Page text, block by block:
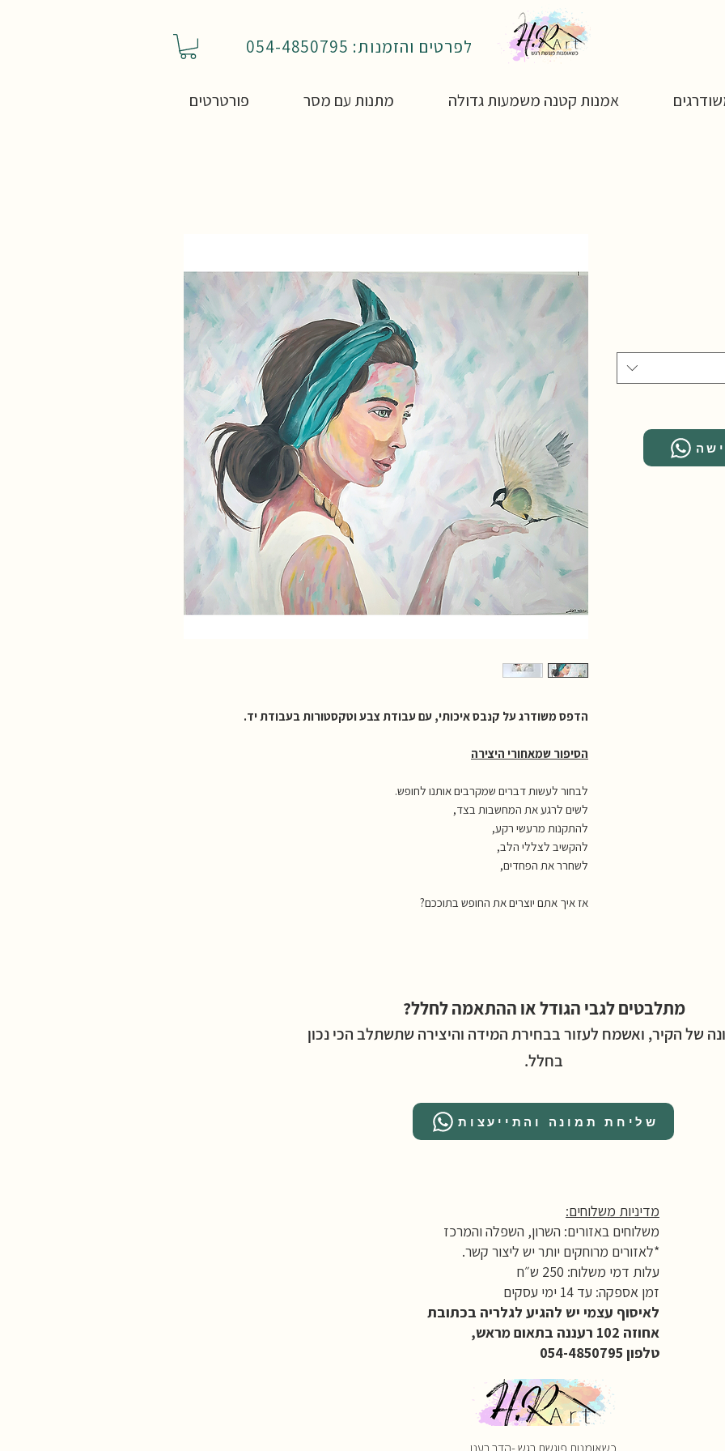
לפרטים והזמנות: 054-4850795
אמנות קטנה משמעות גדולה מתנות עם מסר פורטרטים
הדפס משודרג על קנבס איכותי, עם עבודת צבע וטקסטורות בעבודת יד.
הסיפור שמאחורי היצירה
לבחור לעשות דברים שמקרבים אותנו לחופש.
לשים לרגע את המחשבות בצד,
להתקנות מרעשי רקע,
להקשיב לצללי הלב,
לשחרר את הפחדים,
אז איך אתם יוצרים את החופש בתוככם?
מתלבטים לגבי הגודל או ההתאמה לחלל?
של הקיר, ואשמח לעזור בבחירת המידה והיצירה שתשתלב הכי נכון
בחלל.
שליחת תמונה והתייעצות
מדיניות משלוחים:
משלוחים באזורים: השרון, השפלה והמרכז
*לאזורים מרוחקים יותר יש ליצור קשר.
עלות דמי משלוח: 250 ש״ח
זמן אספקה: עד 14 ימי עסקים
לאיסוף עצמי יש להגיע לגלריה בכתובת
אחוזה 102 רעננה בתאום מראש,
טלפון 054-4850795